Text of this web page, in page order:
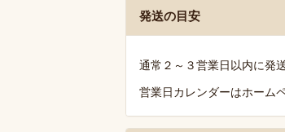
い・
発送の目安
通常２～３営業日以内に発
営業日カレンダーはホーム